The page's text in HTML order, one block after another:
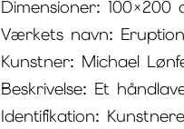
Dimensioner: 100×200
Værkets navn:
Kunstner: Michael
Beskrivelse: Et
Identifikation: